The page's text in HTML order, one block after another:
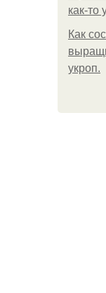
как-то
Как
укроп.